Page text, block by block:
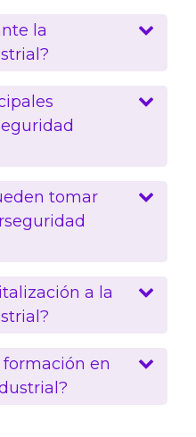
la
tomar
a la
en